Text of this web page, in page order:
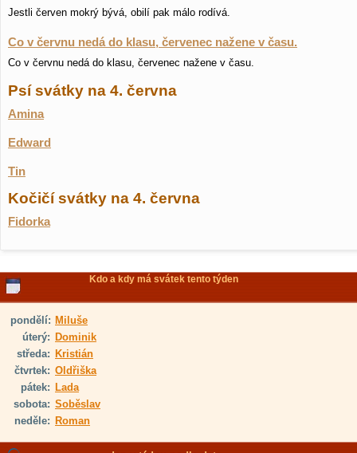
Jestli červen mokrý bývá, obilí pak málo rodívá.
Co v červnu nedá do klasu, červenec nažene v času.
Co v červnu nedá do klasu, červenec nažene v času.
Psí svátky na 4. června
Amina
Edward
Tin
Kočičí svátky na 4. června
Fidorka
Kdo a kdy má svátek tento týden
pondělí: Miluše
úterý: Dominik
středa: Kristián
čtvrtek: Oldřiška
pátek: Lada
sobota: Soběslav
neděle: Roman